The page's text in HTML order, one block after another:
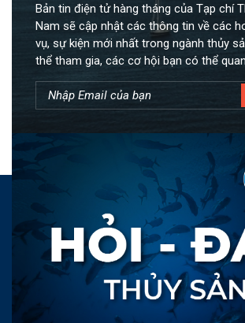
Bản tin điện tử hàng tháng của Tạp chí
Nam sẽ cập nhật các thông tin về các
vụ, sự kiện mới nhất trong ngành thủy
thể tham gia, các cơ hội bạn có thể